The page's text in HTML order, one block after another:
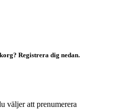
Registrera dig nedan.
väljer att prenumerera